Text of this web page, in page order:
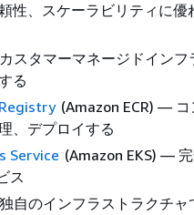
性、スケーラビリティに優
スタマーマネージドインフ
る
(Amazon ECR) — コ
、デプロイする
Service (Amazon EKS) —
ス
自のインフラストラクチャ